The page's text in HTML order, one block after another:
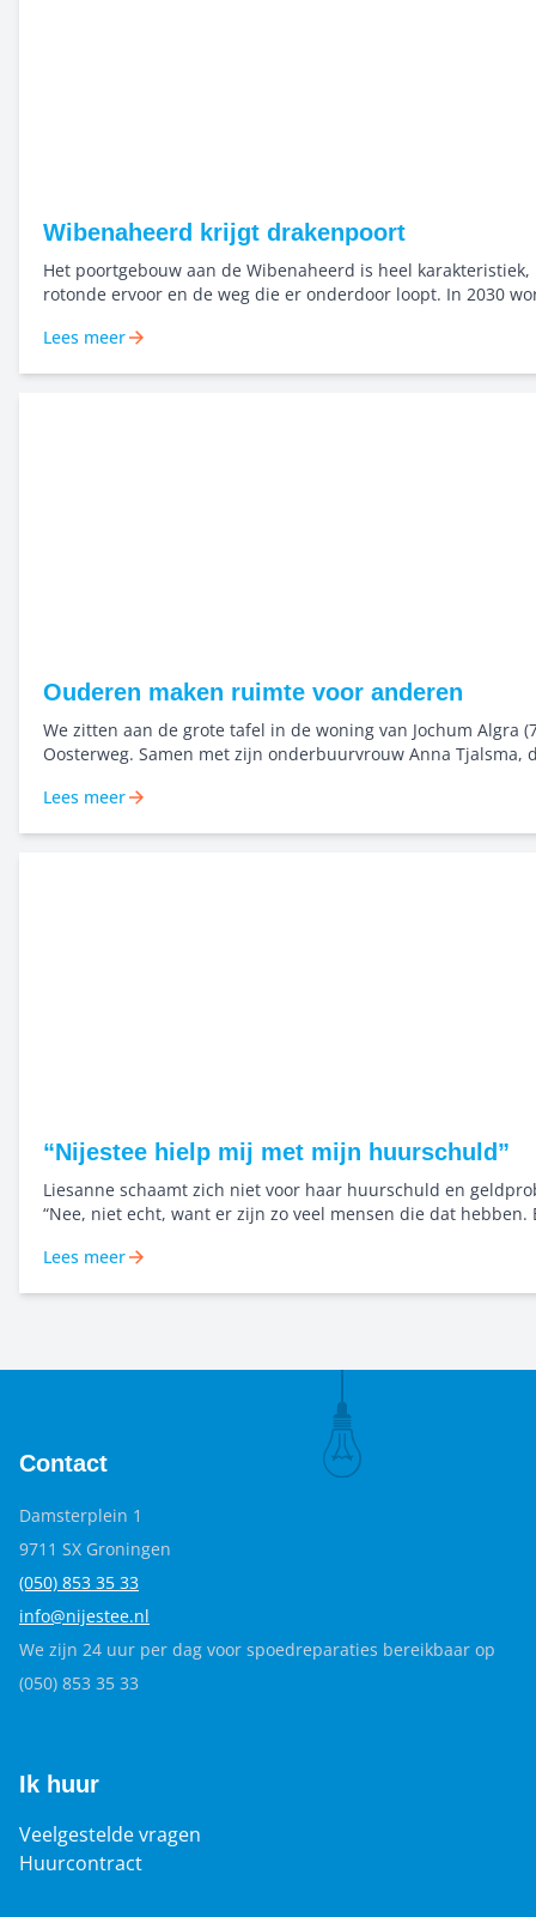
Wibenaheerd krijgt drakenpoort
Het poortgebouw aan de Wibenaheerd is heel karakteristiek,
rotonde ervoor en de weg die er onderdoor loopt. In 2030
nieuwbouw. Maggy Kruse is oud-bewoonster én
Lees meer
Ouderen maken ruimte voor anderen
We zitten aan de grote tafel in de woning van Jochum Algra
Oosterweg. Samen met zijn onderbuurvrouw Anna Tjalsma,
plattegrond van de nieuwe woning, als een placemat,
Lees meer
“Nijestee hielp mij met mijn huurschuld”
Liesanne schaamt zich niet voor haar huurschuld en
“Nee, niet echt, want er zijn zo veel mensen die dat hebben.
vind ik het wel een dingetje, zo van ‘had ik het niet beter
Lees meer
Contact
Damsterplein 1
9711 SX Groningen
(050) 853 35 33
info@nijestee.nl
We zijn 24 uur per dag voor spoedreparaties bereikbaar op
(050) 853 35 33
Ik huur
Veelgestelde vragen
Huurcontract